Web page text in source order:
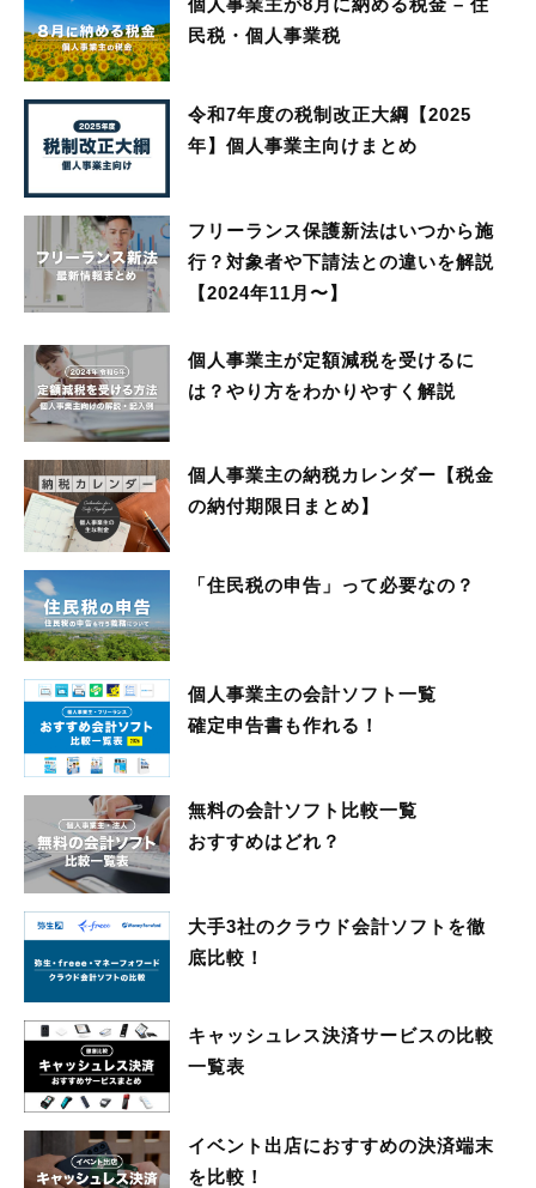
個人事業主が8月に納める税金 – 住
民税・個人事業税
令和7年度の税制改正大綱【2025
年】個人事業主向けまとめ
フリーランス保護新法はいつから施
行？対象者や下請法との違いを解説
【2024年11月〜】
個人事業主が定額減税を受けるに
は？やり方をわかりやすく解説
個人事業主の納税カレンダー【税金
の納付期限日まとめ】
「住民税の申告」って必要なの？
個人事業主の会計ソフト一覧
確定申告書も作れる！
無料の会計ソフト比較一覧
おすすめはどれ？
大手3社のクラウド会計ソフトを徹
底比較！
キャッシュレス決済サービスの比較
一覧表
イベント出店におすすめの決済端末
を比較！